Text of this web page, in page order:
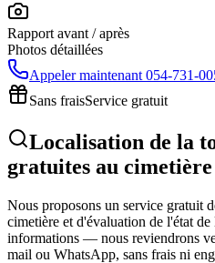
Rapport avant / après
Photos détaillées
Appeler maintenant 054-731-
Sans fraisService gratuit
Localisation de la
gratuites au
Nous proposons un service gratuit
cimetière et d'évaluation de l'état de
informations — nous reviendrons
mail ou WhatsApp, sans frais ni